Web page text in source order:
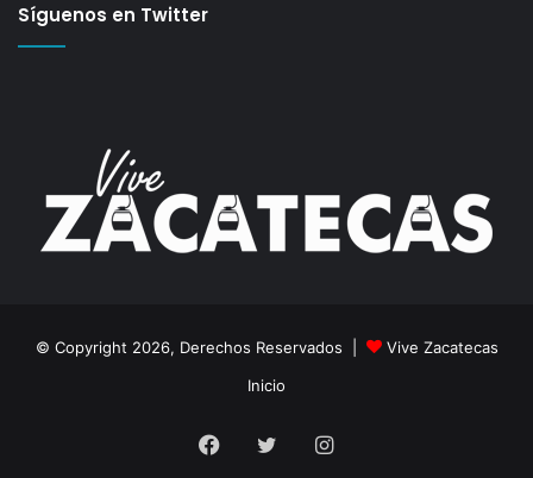
Síguenos en Twitter
© Copyright 2026, Derechos Reservados |
Vive Zacatecas
Inicio
Facebook
TwitterInstagram